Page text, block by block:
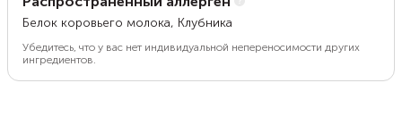
Белок коровьего молока, Клубника
Убедитесь, что у вас нет индивидуальной непереносимости других
ингредиентов.